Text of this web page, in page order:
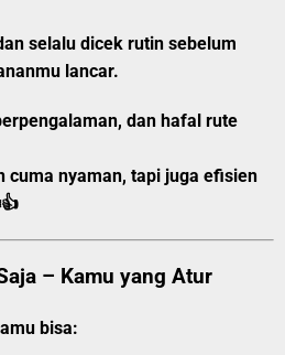
selalu dicek rutin sebelum
lancar.
dan hafal rute
cuma nyaman, tapi juga efisien
– Kamu yang Atur
bisa: